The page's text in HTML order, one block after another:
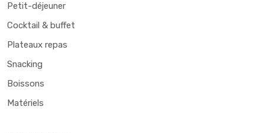
Petit-déjeuner
Cocktail & buffet
Plateaux repas
Snacking
Boissons
Matériels